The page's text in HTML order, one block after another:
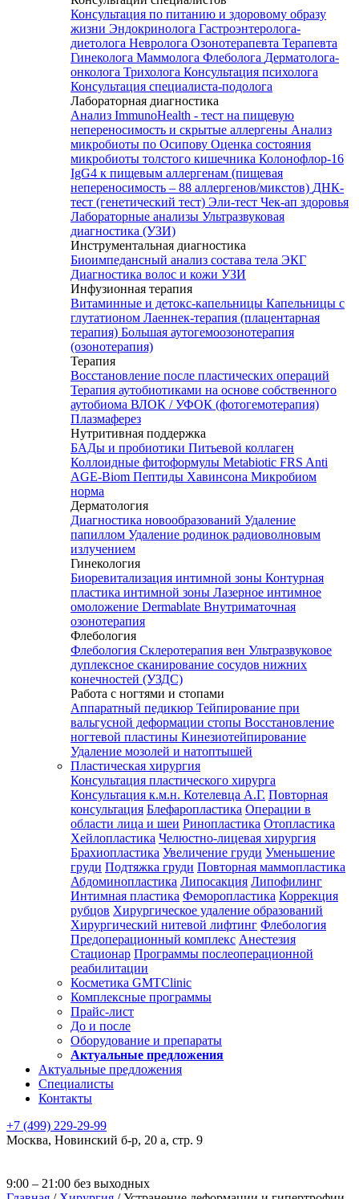
Консультация по питанию и здоровому образу
жизни Эндокринолога Гастроэнтеролога-
диетолога Невролога Озонотерапевта Терапевта
Гинеколога Маммолога Флеболога Дерматолога-
онколога Трихолога Консультация психолога
Консультация специалиста-подолога
Лабораторная диагностика
Анализ ImmunoHealth - тест на пищевую
непереносимость и скрытые аллергены Анализ
микробиоты по Осипову Оценка состояния
микробиоты толстого кишечника Колонофлор-16
IgG4 к пищевым аллергенам (пищевая
непереносимость – 88 аллергенов/микстов) ДНК-
тест (генетический тест) Эли-тест Чек-ап здоровья
Лабораторные анализы Ультразвуковая
диагностика (УЗИ)
Инструментальная диагностика
Биоимпедансный анализ состава тела ЭКГ
Диагностика волос и кожи УЗИ
Инфузионная терапия
Витаминные и детокс-капельницы Капельницы с
глутатионом Лаеннек-терапия (плацентарная
терапия) Большая аутогемоозонотерапия
(озонотерапия)
Терапия
Восстановление после пластических операций
Терапия аутобиотиками на основе собственного
аутобиома ВЛОК / УФОК (фотогемотерапия)
Плазмаферез
Нутритивная поддержка
БАДы и пробиотики Питьевой коллаген
Коллоидные фитоформулы Metabiotic FRS Anti
AGE-Biom Пептиды Хавинсона Микробиом
норма
Дерматология
Диагностика новообразований Удаление
папиллом Удаление родинок радиоволновым
излучением
Гинекология
Биоревитализация интимной зоны Контурная
пластика интимной зоны Лазерное интимное
омоложение Dermablate Внутриматочная
озонотерапия
Флебология
Флебология Склеротерапия вен Ультразвуковое
дуплексное сканирование сосудов нижних
конечностей (УЗДС)
Работа с ногтями и стопами
Аппаратный педикюр Тейпирование при
вальгусной деформации стопы Восстановление
ногтевой пластины Кинезиотейпирование
Удаление мозолей и натоптышей
Пластическая хирургия
Консультация пластического хирурга
Консультация к.м.н. Котелевца А.Г. Повторная
консультация Блефаропластика Операции в
области лица и шеи Ринопластика Отопластика
Хейлопластика Челюстно-лицевая хирургия
Брахиопластика Увеличение груди Уменьшение
груди Подтяжка груди Повторная маммопластика
Абдоминопластика Липосакция Липофилинг
Интимная пластика Феморопластика Коррекция
рубцов Хирургическое удаление образований
Хирургический нитевой лифтинг Флебология
Предоперационный комплекс Анестезия
Стационар Программы послеоперационной
реабилитации
Косметика GMTClinic
Комплексные программы
Прайс-лист
До и после
Оборудование и препараты
Актуальные предложения
Актуальные предложения
Специалисты
Контакты
+7 (499) 229-29-99
Москва, Новинский б-р, 20 а, стр. 9
9:00 – 21:00 без выходных